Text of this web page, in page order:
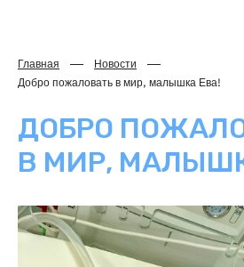
Главная
Новости
Добро пожаловать в мир, малышка Ева!
ДОБРО
В МИР,